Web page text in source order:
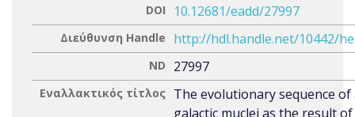
DOI 10.12681/eadd/27997
Διεύθυνση Handle http://hdl.handle.net/10442/
ND 27997
Εναλλακτικός τίτλος The evolutionary sequence of
galactic muclei as the result of